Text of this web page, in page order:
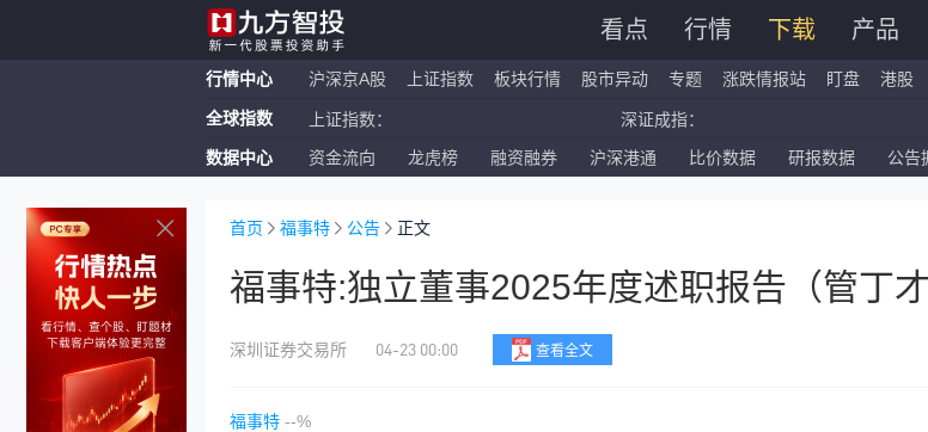
看点 行情 下载 产品
行情中心 沪深京A股 上证指数 板块行情 股市异动 专题 涨跌情报站 盯盘 港股
全球指数 上证指数： 深证成指：
恒生指数： 国企指数：
数据中心 资金流向 龙虎榜 融资融券 沪深港通 比价数据 研报数据 公告
首页 福事特 公告 正文
福事特:独立董事2025年度述职报告（管丁才
深圳证券交易所 04-23 00:00 查看全文
福事特 --%